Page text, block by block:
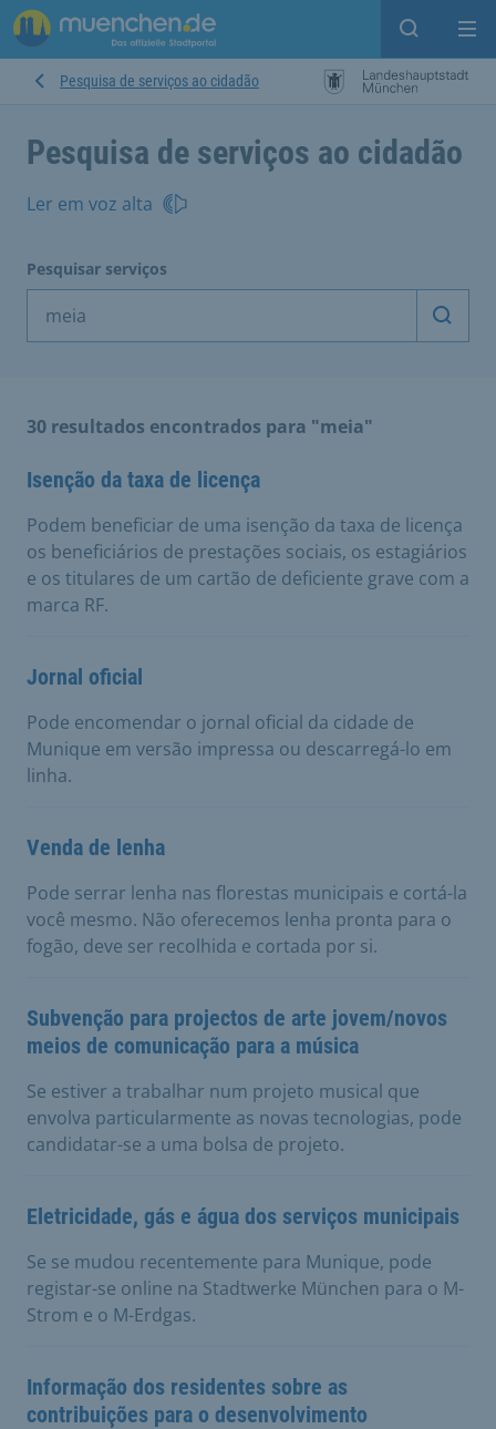
Open
Pesquisa de serviços ao cidadão
Pesquisa de serviços ao cidadão
Ler em voz alta
Pesquisar serviços
30 resultados encontrados para "meia"
Isenção da taxa de licença
Podem beneficiar de uma isenção da taxa de licença
os beneficiários de prestações sociais, os estagiários
e os titulares de um cartão de deficiente grave com a
marca RF.
Jornal oficial
Pode encomendar o jornal oficial da cidade de
Munique em versão impressa ou descarregá-lo em
linha.
Venda de lenha
Pode serrar lenha nas florestas municipais e cortá-la
você mesmo. Não oferecemos lenha pronta para o
fogão, deve ser recolhida e cortada por si.
Subvenção para projectos de arte jovem/novos
meios de comunicação para a música
Se estiver a trabalhar num projeto musical que
envolva particularmente as novas tecnologias, pode
candidatar-se a uma bolsa de projeto.
Eletricidade, gás e água dos serviços municipais
Se se mudou recentemente para Munique, pode
registar-se online na Stadtwerke München para o M-
Strom e o M-Erdgas.
Informação dos residentes sobre as
contribuições para o desenvolvimento